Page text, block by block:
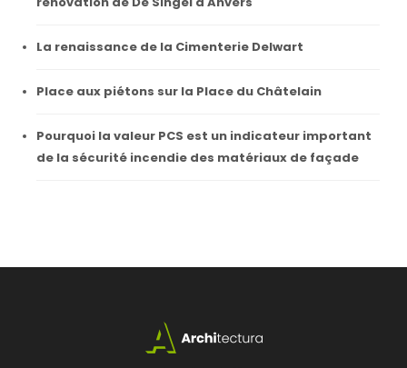
La renaissance de la Cimenterie Delwart
Place aux piétons sur la Place du Châtelain
Pourquoi la valeur PCS est un indicateur important
de la sécurité incendie des matériaux de façade